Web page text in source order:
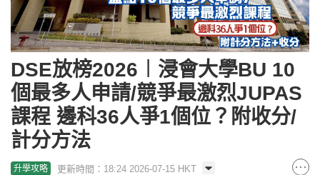
DSE放榜2026︱浸會大學BU 10
個最多人申請/競爭最激烈JUPAS
課程 邊科36人爭1個位？附收分/
計分方法
升學攻略 更新時間：18:24 2026-07-15 HKT